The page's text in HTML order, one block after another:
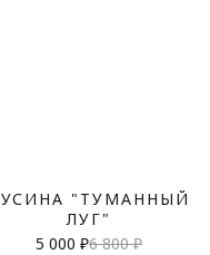
"ТУМАННЫЙ
ЛУГ"
5 000 ₽6 800 ₽